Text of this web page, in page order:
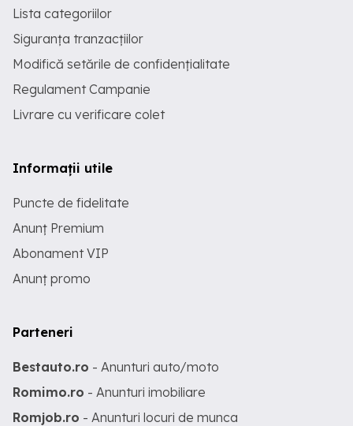
Lista categoriilor
Siguranța tranzacțiilor
Modifică setările de confidențialitate
Regulament Campanie
Livrare cu verificare colet
Informații utile
Puncte de fidelitate
Anunț Premium
Abonament VIP
Anunț promo
Parteneri
Bestauto.ro - Anunturi auto/moto
Romimo.ro - Anunturi imobiliare
Romjob.ro - Anunturi locuri de munca